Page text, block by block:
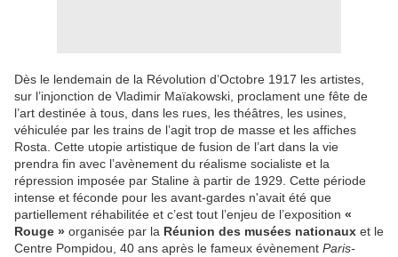
Dès le lendemain de la Révolution d’Octobre 1917 les artistes,
sur l’injonction de Vladimir Maïakowski, proclament une fête de
l’art destinée à tous, dans les rues, les théâtres, les usines,
véhiculée par les trains de l’agit trop de masse et les affiches
Rosta. Cette utopie artistique de fusion de l’art dans la vie
prendra fin avec l’avènement du réalisme socialiste et la
répression imposée par Staline à partir de 1929. Cette période
intense et féconde pour les avant-gardes n'avait été que
partiellement réhabilitée et c’est tout l’enjeu de l’exposition «
Rouge » organisée par la Réunion des musées nationaux et le
Centre Pompidou, 40 ans après le fameux évènement Paris-